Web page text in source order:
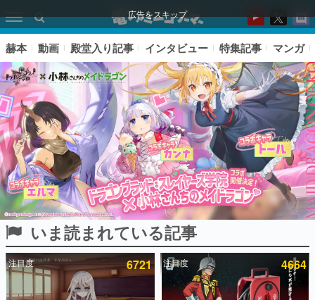
広告をスキップ
ピックアップ
電ファミのいま読まれている記事ランキング
赫本 動画 殿堂入り記事 インタビュー 特集記事 マンガ
いま読まれている記事
注目度 6721 注目度 4664